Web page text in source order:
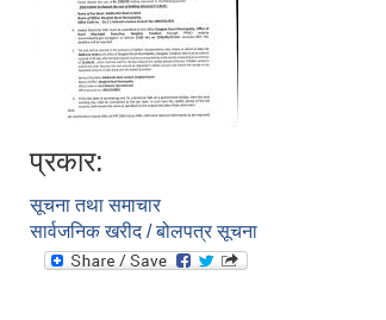
प्रकार:
सूचना तथा समाचार
सार्वजनिक खरीद / बोलपत्र सूचना